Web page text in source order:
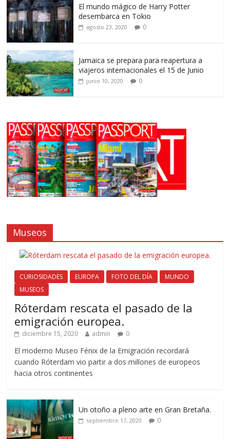
El mundo mágico de Harry Potter
desembarca en Tokio
agosto 23, 2020 0
Jamaica se prepara para reapertura a
viajeros internacionales el 15 de Junio
junio 10, 2020 0
Museos
CURIOSIDADES EUROPA FOTO DEL DÍA
MUNDO
MUSEOS
Róterdam rescata el pasado de la
emigración europea.
diciembre 15, 2020 admin 0
El moderno Museo Fénix de la Emigración recordará
cuando Róterdam vio partir a dos millones de europeos
hacia otros continentes
Un otoño a pleno arte en Gran Bretaña.
septiembre 17, 2020 0